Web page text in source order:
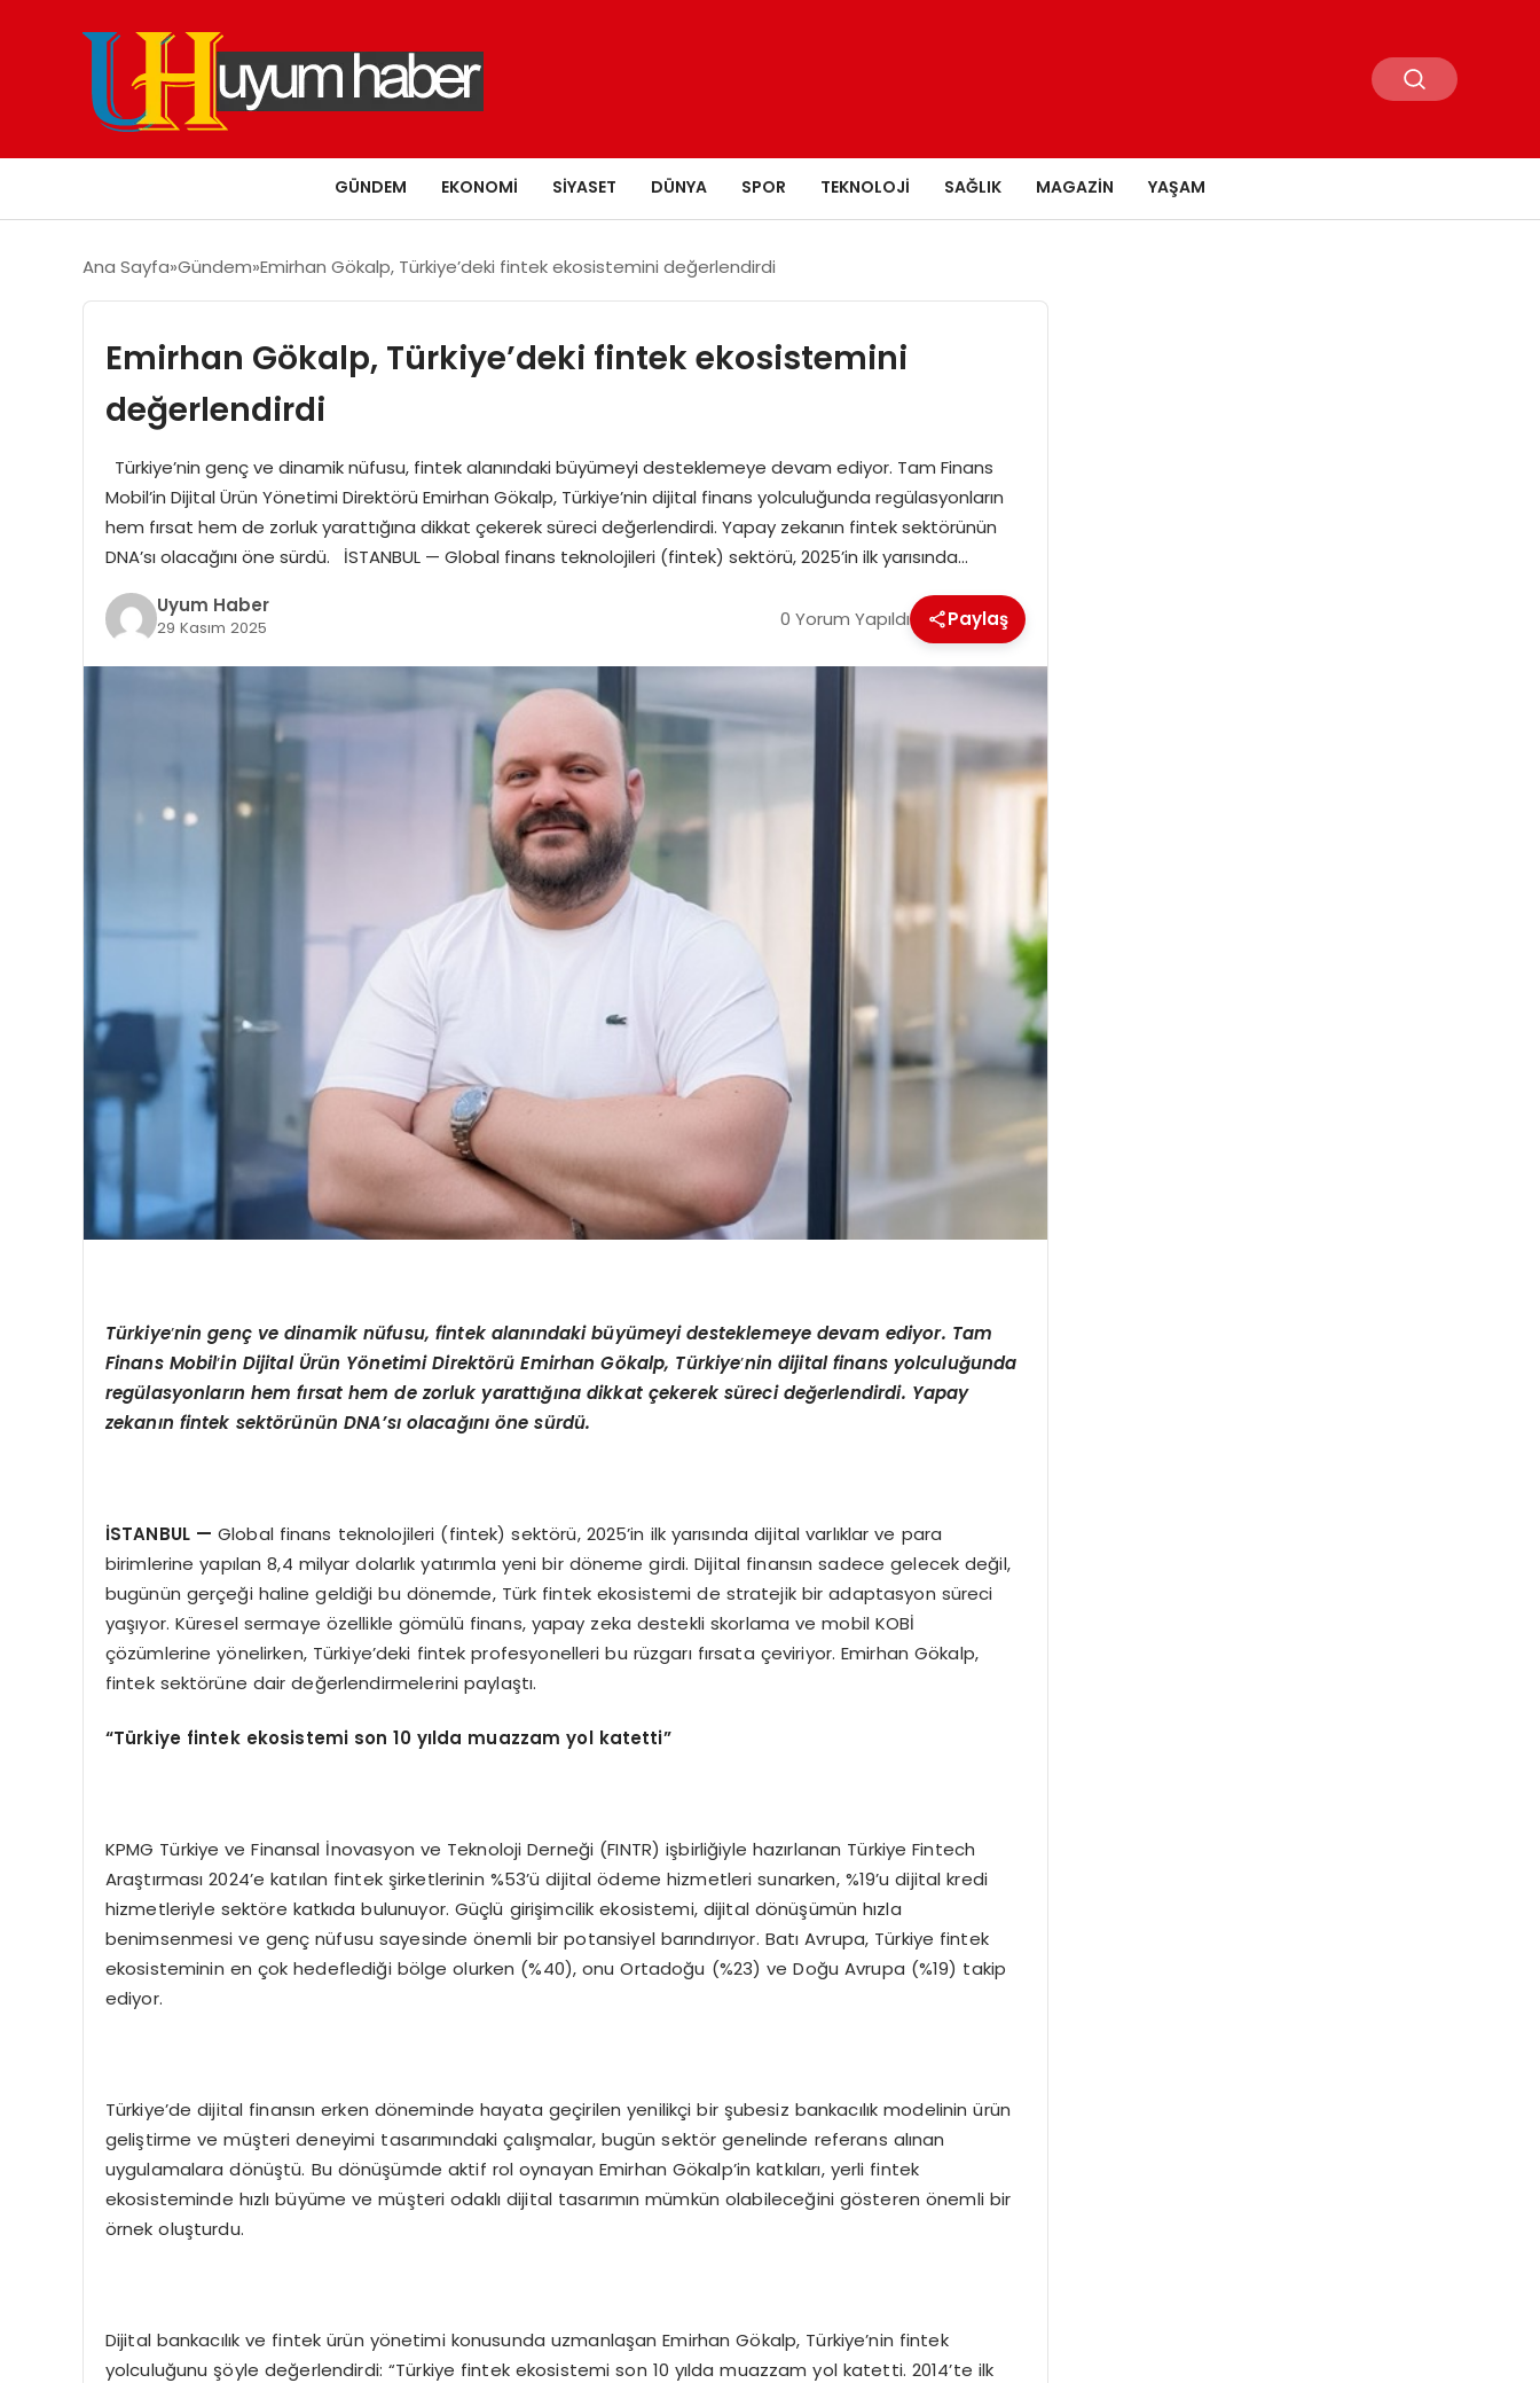
GÜNDEM EKONOMI SIYASET DÜNYA SPOR TEKNOLOJI SAĞLIK MAGAZIN YAŞAM
Ana Sayfa Gündem Emirhan Gökalp, Türkiye’deki fintek ekosistemini değerlendirdi
Emirhan Gökalp, Türkiye’deki fintek ekosistemini
değerlendirdi
Türkiye’nin genç ve dinamik nüfusu, fintek alanındaki büyümeyi desteklemeye devam ediyor. Tam Finans
Mobil’in Dijital Ürün Yönetimi Direktörü Emirhan Gökalp, Türkiye’nin dijital finans yolculuğunda regülasyonların
hem fırsat hem de zorluk yarattığına dikkat çekerek süreci değerlendirdi. Yapay zekanın fintek sektörünün
DNA’sı olacağını öne sürdü. İSTANBUL — Global finans teknolojileri (fintek) sektörü, 2025’in ilk yarısında…
Uyum Haber
29 Kasım 2025 0 Yorum Yapıldı Paylaş
Türkiye’nin genç ve dinamik nüfusu, fintek alanındaki büyümeyi desteklemeye devam ediyor. Tam
Finans Mobil’in DijitalÜrün Yönetimi Direktörü Emirhan Gökalp, Türkiye’nin dijital finans yolculuğunda
regülasyonların hem fırsat hem de zorluk yarattığına dikkat çekerek süreci değerlendirdi. Yapay
zekanın fintek sektörünün DNA’sı olacağını öne sürdü.
İSTANBUL — Global finans teknolojileri (fintek) sektörü, 2025’in ilk yarısında dijital varlıklar ve para
birimlerine yapılan 8,4 milyar dolarlık yatırımla yeni bir döneme girdi. Dijital finansın sadece gelecek değil,
bugünün gerçeği haline geldiği bu dönemde, Türk fintek ekosistemi de stratejik bir adaptasyon süreci
yaşıyor. Küresel sermaye özellikle gömülü finans, yapay zeka destekli skorlama ve mobil KOBİ
çözümlerine yönelirken, Türkiye’deki fintek profesyonelleri bu rüzgarı fırsata çeviriyor. Emirhan Gökalp,
fintek sektörüne dair değerlendirmelerini paylaştı.
“Türkiye fintek ekosistemi son 10 yılda muazzam yol katetti”
KPMG Türkiye ve Finansal İnovasyon ve Teknoloji Derneği (FINTR) işbirliğiyle hazırlanan Türkiye Fintech
Araştırması 2024’e katılan fintek şirketlerinin %53’ü dijital ödeme hizmetleri sunarken, %19’u dijital kredi
hizmetleriyle sektöre katkıda bulunuyor. Güçlü girişimcilik ekosistemi, dijital dönüşümün hızla
benimsenmesi ve genç nüfusu sayesinde önemli bir potansiyel barındırıyor. Batı Avrupa, Türkiye fintek
ekosisteminin en çok hedeflediği bölge olurken (%40), onu Ortadoğu (%23) ve Doğu Avrupa (%19) takip
ediyor.
Türkiye’de dijital finansın erken döneminde hayata geçirilen yenilikçi bir şubesiz bankacılık modelinin ürün
geliştirme ve müşteri deneyimi tasarımındaki çalışmalar, bugün sektör genelinde referans alınan
uygulamalara dönüştü. Bu dönüşümde aktif rol oynayan Emirhan Gökalp’in katkıları, yerli fintek
ekosisteminde hızlı büyüme ve müşteri odaklı dijital tasarımın mümkün olabileceğini gösteren önemli bir
örnek oluşturdu.
Dijital bankacılık ve fintek ürün yönetimi konusunda uzmanlaşan Emirhan Gökalp, Türkiye’nin fintek
yolculuğunu şöyle değerlendirdi: “Türkiye fintek ekosistemi son 10 yılda muazzam yol katetti. 2014’te ilk